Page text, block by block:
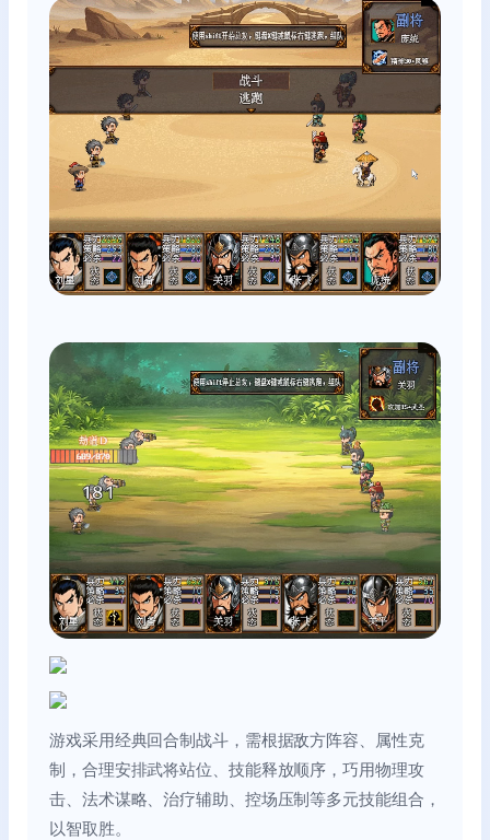
游戏采用经典回合制战斗，需根据敌方阵容、属性克
制，合理安排武将站位、技能释放顺序，巧用物理攻
击、法术谋略、治疗辅助、控场压制等多元技能组合，
以智取胜。